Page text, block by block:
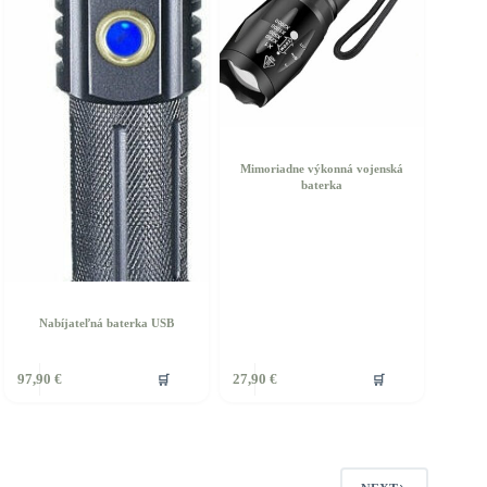
Nabíjateľná baterka USB
97,90 € 🛒
Mimoriadne výkonná vojenská
baterka
27,90 € 🛒